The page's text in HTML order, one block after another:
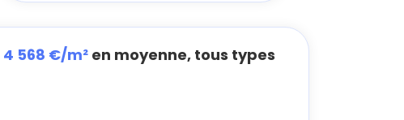
4 568 €/m² en moyenne, tous types